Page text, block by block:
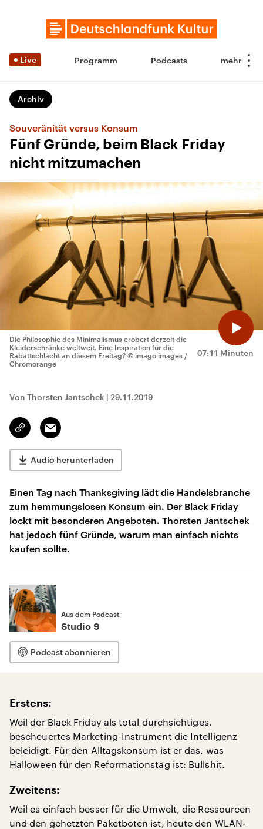
Live Programm Podcasts
Archiv
Souveränität versus Konsum
Fünf Gründe, beim Black Friday
nicht mitzumachen
07:11 Minuten
Die Philosophie des Minimalismus erobert derzeit die
Kleiderschränke weltweit. Eine Inspiration für die
Rabattschlacht an diesem Freitag? © imago images /
Chromorange
Von Thorsten Jantschek | 29.11.2019
Link
kopieren/teilen
Email
Audio herunterladen
Einen Tag nach Thanksgiving lädt die Handelsbranche
zum hemmungslosen Konsum ein. Der Black Friday
lockt mit besonderen Angeboten. Thorsten Jantschek
hat jedoch fünf Gründe, warum man einfach nichts
kaufen sollte.
Aus dem Podcast
Studio 9
Podcast abonnieren
Erstens:
Weil der Black Friday als total durchsichtiges,
bescheuertes Marketing-Instrument die Intelligenz
beleidigt. Für den Alltagskonsum ist er das, was
Halloween für den Reformationstag ist: Bullshit.
Zweitens:
Weil es einfach besser für die Umwelt, die Ressourcen
und den gehetzten Paketboten ist, heute den WLAN-